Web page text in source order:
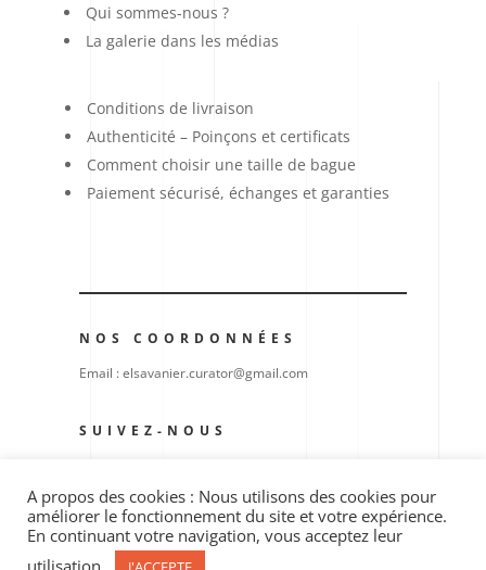
Qui sommes-nous ?
La galerie dans les médias
Conditions de livraison
Authenticité – Poinçons et certificats
Comment choisir une taille de bague
Paiement sécurisé, échanges et garanties
NOS COORDONNÉES
Email : elsavanier.curator@gmail.com
SUIVEZ-NOUS
A propos des cookies : Nous utilisons des cookies pour
améliorer le fonctionnement du site et votre expérience.
En continuant votre navigation, vous acceptez leur
utilisation.